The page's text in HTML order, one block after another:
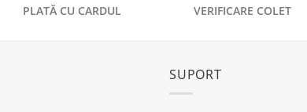
PLATĂ CU CARDUL VERIFICARE COLET
SUPORT